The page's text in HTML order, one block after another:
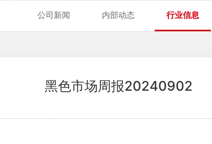
公司新闻 内部动态 行业信息
黑色市场周报20240902